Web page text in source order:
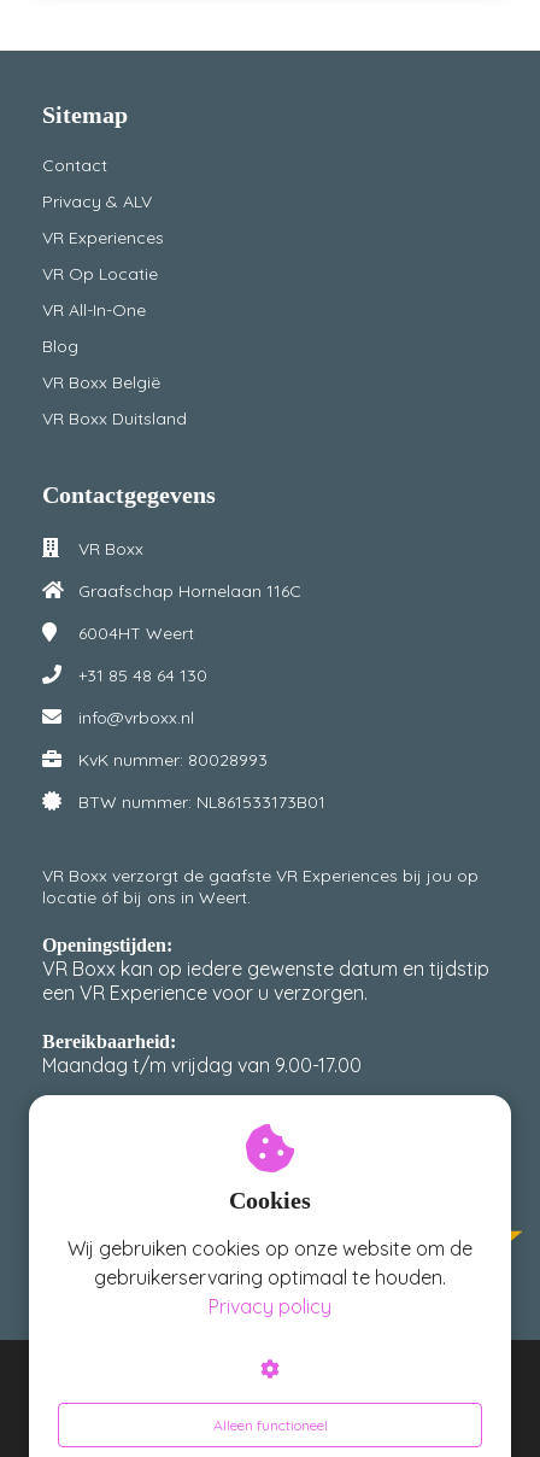
Sitemap
Contact
Privacy & ALV
VR Experiences
VR Op Locatie
VR All-In-One
Blog
VR Boxx België
VR Boxx Duitsland
Contactgegevens
VR Boxx
Graafschap Hornelaan 116C
6004HT Weert
+31 85 48 64 130
info@vrboxx.nl
KvK nummer: 80028993
BTW nummer: NL861533173B01
VR Boxx verzorgt de gaafste VR Experiences bij jou op
locatie óf bij ons in Weert.
Openingstijden:
VR Boxx kan op iedere gewenste datum en tijdstip
een VR Experience voor u verzorgen.
Bereikbaarheid:
Maandag t/m vrijdag van 9.00-17.00
scoort een 4,9 / 5 op
VR Boxx - Geloof je ogen niet!
Cookies
Wij gebruiken cookies op onze website om de
gebruikerservaring optimaal te houden.
Privacy policy
Alleen functioneel